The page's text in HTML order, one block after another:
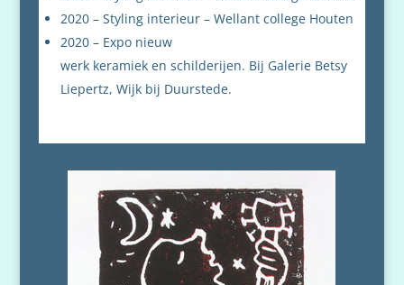
2020 – Styling interieur – Wellant college Houten
2020 – Expo nieuw
werk keramiek en schilderijen. Bij Galerie Betsy
Liepertz, Wijk bij Duurstede.